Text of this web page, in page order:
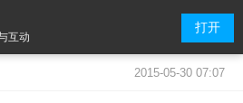
互动
打开
2015-05-30 07:07